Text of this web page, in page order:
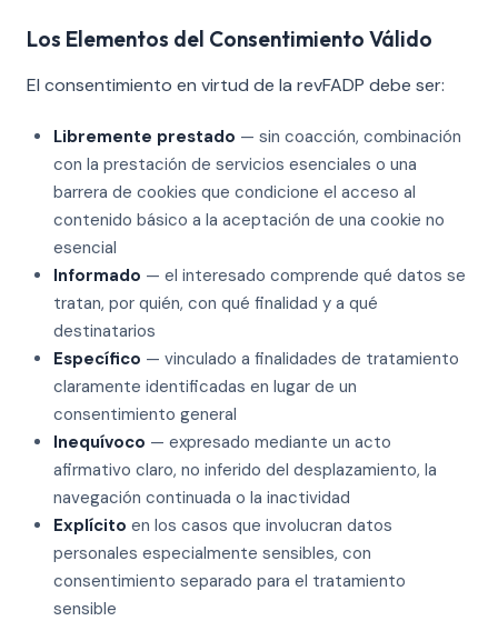
Los Elementos del Consentimiento Válido
El consentimiento en virtud de la revFADP debe ser:
Libremente prestado — sin coacción, combinación
con la prestación de servicios esenciales o una
barrera de cookies que condicione el acceso al
contenido básico a la aceptación de una cookie no
esencial
Informado — el interesado comprende qué datos se
tratan, por quién, con qué finalidad y a qué
destinatarios
Específico — vinculado a finalidades de tratamiento
claramente identificadas en lugar de un
consentimiento general
Inequívoco — expresado mediante un acto
afirmativo claro, no inferido del desplazamiento, la
navegación continuada o la inactividad
Explícito en los casos que involucran datos
personales especialmente sensibles, con
consentimiento separado para el tratamiento
sensible